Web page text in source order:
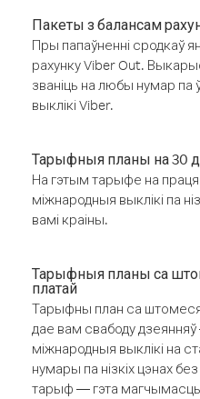
Пакеты з балансам
Пры папаўненні сродкаў
рахунку Viber Out.
званіць на любы нумар па
выклікі Viber.
Тарыфныя планы на 30
На гэтым тарыфе на
міжнародныя выклікі па
вамі краіны.
Тарыфныя планы са
платай
Тарыфны план са
дае вам свабоду
міжнародныя выклікі на
нумары па нізкіх цэнах
тарыф — гэта магчымасць